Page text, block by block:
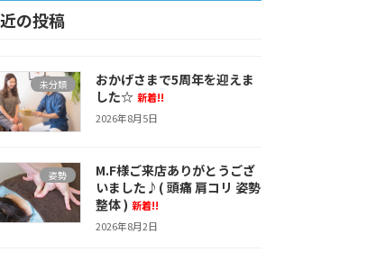
の投稿
未分類
おかげさまで5周年を迎えま
した☆ 新着!!
2026年8月5日
姿勢
M.F様ご来店ありがとうござ
いました♪( 頭痛 肩コリ 姿勢
整体 ) 新着!!
2026年8月2日